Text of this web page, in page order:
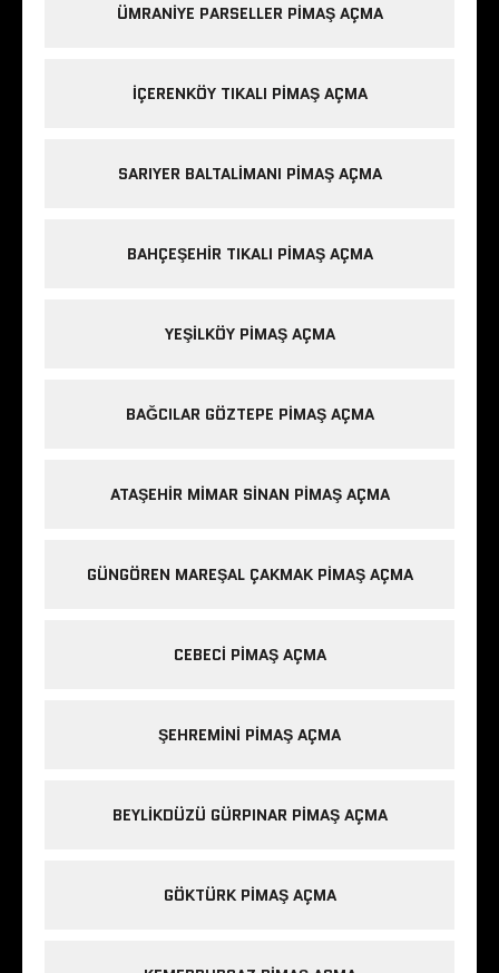
ÜMRANIYE PARSELLER PIMAŞ AÇMA
IÇERENKÖY TIKALI PIMAŞ AÇMA
SARIYER BALTALIMANI PIMAŞ AÇMA
BAHÇEŞEHIR TIKALI PIMAŞ AÇMA
YEŞILKÖY PIMAŞ AÇMA
BAĞCILAR GÖZTEPE PIMAŞ AÇMA
ATAŞEHIR MIMAR SINAN PIMAŞ AÇMA
GÜNGÖREN MAREŞAL ÇAKMAK PIMAŞ AÇMA
CEBECI PIMAŞ AÇMA
ŞEHREMINI PIMAŞ AÇMA
BEYLIKDÜZÜ GÜRPINAR PIMAŞ AÇMA
GÖKTÜRK PIMAŞ AÇMA